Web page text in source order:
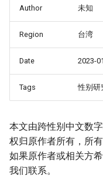
Author 未知
Region 台湾
Date 2023-
Tags 性别研
本文由跨性别中文数
权归原作者所有，所
如果原作者或相关方
我们联系。